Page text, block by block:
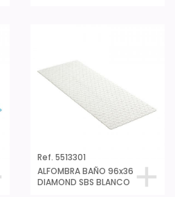
Ref. 5513301
ALFOMBRA BAÑO 96x36
DIAMOND SBS BLANCO